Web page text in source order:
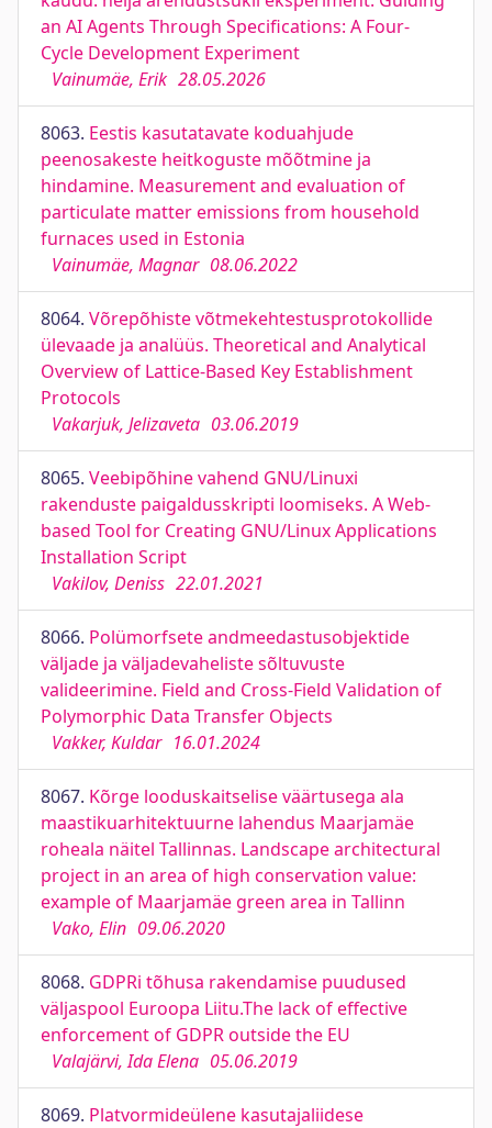
an AI Agents Through Specifications: A Four-
Cycle Development Experiment
Vainumäe, Erik 28.05.2026
8063. Eestis kasutatavate koduahjude
peenosakeste heitkoguste mõõtmine ja
hindamine. Measurement and evaluation of
particulate matter emissions from household
furnaces used in Estonia
Vainumäe, Magnar 08.06.2022
8064. Võrepõhiste võtmekehtestusprotokollide
ülevaade ja analüüs. Theoretical and Analytical
Overview of Lattice-Based Key Establishment
Protocols
Vakarjuk, Jelizaveta 03.06.2019
8065. Veebipõhine vahend GNU/Linuxi
rakenduste paigaldusskripti loomiseks. A Web-
based Tool for Creating GNU/Linux Applications
Installation Script
Vakilov, Deniss 22.01.2021
8066. Polümorfsete andmeedastusobjektide
väljade ja väljadevaheliste sõltuvuste
valideerimine. Field and Cross-Field Validation of
Polymorphic Data Transfer Objects
Vakker, Kuldar 16.01.2024
8067. Kõrge looduskaitselise väärtusega ala
maastikuarhitektuurne lahendus Maarjamäe
roheala näitel Tallinnas. Landscape architectural
project in an area of high conservation value:
example of Maarjamäe green area in Tallinn
Vako, Elin 09.06.2020
8068. GDPRi tõhusa rakendamise puudused
väljaspool Euroopa Liitu.The lack of effective
enforcement of GDPR outside the EU
Valajärvi, Ida Elena 05.06.2019
8069. Platvormideülene kasutajaliidese